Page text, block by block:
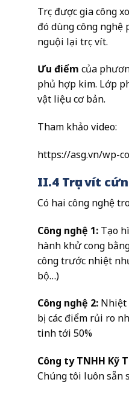
Trục được gia công
đó dùng công
nguội lại trục vít.
Ưu điểm của
phủ hợp kim. Lớp
vật liệu cơ bản.
Tham khảo video:
https://asg.vn/wp-
II.4 Trục vít
Có hai công nghệ
Công nghệ 1: Tạo
hành khử cong
công trước nhiệt
bộ…)
Công nghệ 2: Nhiệt
bị các điểm rủi ro
tinh tới 50%
Công ty TNHH Kỹ
Chúng tôi luôn sẵn